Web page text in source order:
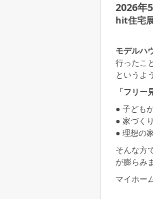
2026年
hit住宅
モデルハ
行ったこ
というよ
「フリー
● 子ども
● 家づく
● 理想の
そんな方
が膨らみ
マイホー